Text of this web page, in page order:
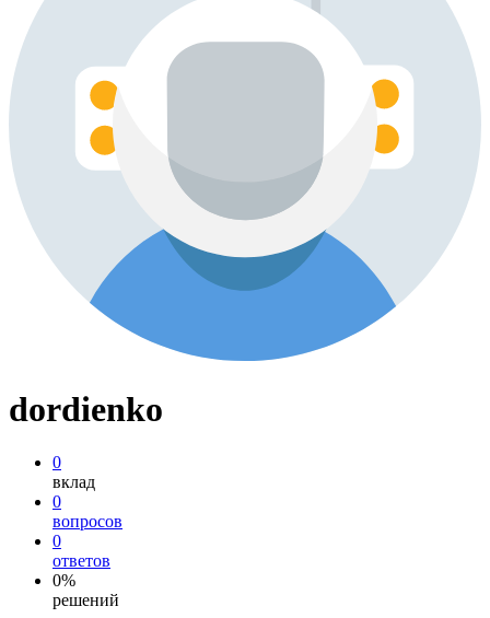
dordienko
0
вклад
0
вопросов
0
ответов
0%
решений